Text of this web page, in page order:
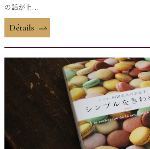
の話が上...
Détails